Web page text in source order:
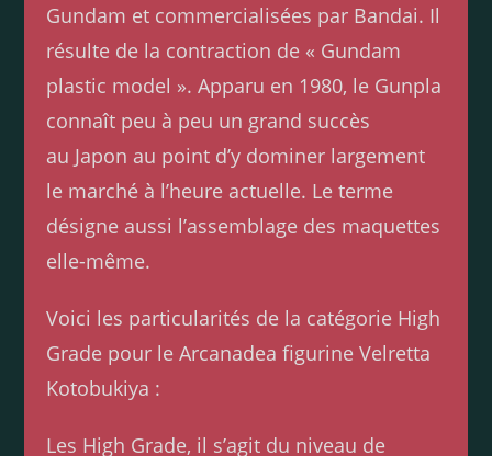
Gundam et commercialisées par Bandai. Il
résulte de la contraction de « Gundam
plastic model ». Apparu en 1980, le Gunpla
connaît peu à peu un grand succès
au Japon au point d’y dominer largement
le marché à l’heure actuelle. Le terme
désigne aussi l’assemblage des maquettes
elle-même.
Voici les particularités de la catégorie High
Grade pour le Arcanadea figurine Velretta
Kotobukiya :
Les High Grade, il s’agit du niveau de